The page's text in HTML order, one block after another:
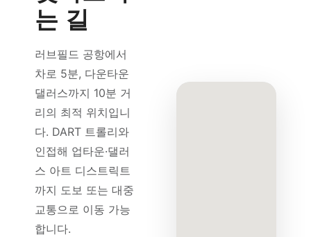
는 길
러브필드 공항에서
차로 5분, 다운타운
댈러스까지 10분 거
리의 최적 위치입니
다. DART 트롤리와
인접해 업타운·댈러
스 아트 디스트릭트
까지 도보 또는 대중
교통으로 이동 가능
합니다.